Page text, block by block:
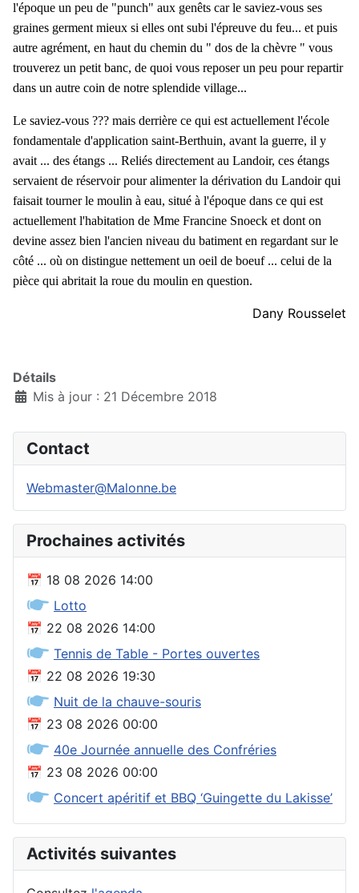
l'époque un peu de "punch" aux genêts car le saviez-vous ses
graines germent mieux si elles ont subi l'épreuve du feu... et puis
autre agrément, en haut du chemin du " dos de la chèvre " vous
trouverez un petit banc, de quoi vous reposer un peu pour repartir
dans un autre coin de notre splendide village...
Le saviez-vous ??? mais derrière ce qui est actuellement l'école
fondamentale d'application saint-Berthuin, avant la guerre, il y
avait ... des étangs ... Reliés directement au Landoir, ces étangs
servaient de réservoir pour alimenter la dérivation du Landoir qui
faisait tourner le moulin à eau, situé à l'époque dans ce qui est
actuellement l'habitation de Mme Francine Snoeck et dont on
devine assez bien l'ancien niveau du batiment en regardant sur le
côté ... où on distingue nettement un oeil de boeuf ... celui de la
pièce qui abritait la roue du moulin en question.
Dany Rousselet
Détails
Mis à jour : 21 Décembre 2018
Contact
Webmaster@Malonne.be
Prochaines activités
📅 18 08 2026 14:00
🖝 Lotto
📅 22 08 2026 14:00
🖝 Tennis de Table - Portes ouvertes
📅 22 08 2026 19:30
🖝 Nuit de la chauve-souris
📅 23 08 2026 00:00
🖝 40e Journée annuelle des Confréries
📅 23 08 2026 00:00
🖝 Concert apéritif et BBQ ‘Guingette du Lakisse’
Activités suivantes